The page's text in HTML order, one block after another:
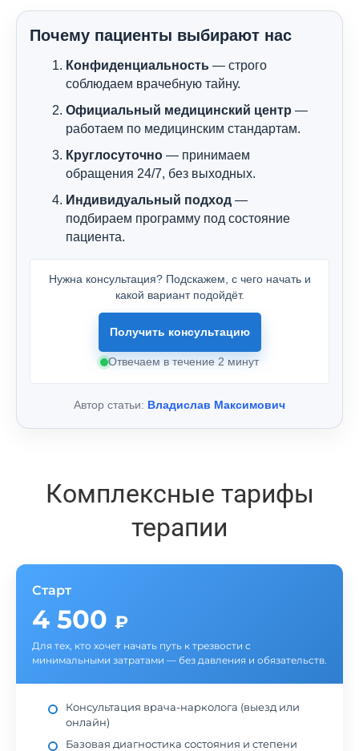
Почему пациенты выбирают нас
Конфиденциальность — строго
соблюдаем врачебную тайну.
Официальный медицинский центр —
работаем по медицинским стандартам.
Круглосуточно — принимаем
обращения 24/7, без выходных.
Индивидуальный подход —
подбираем программу под состояние
пациента.
Нужна консультация? Подскажем, с чего начать и
какой вариант подойдёт.
Получить консультацию
Отвечаем в течение 2 минут
Автор статьи: Владислав Максимович
Комплексные тарифы
терапии
Старт
4 500 ₽
Для тех, кто хочет начать путь к трезвости с
минимальными затратами — без давления и обязательств.
Консультация врача-нарколога (выезд или
онлайн)
Базовая диагностика состояния и степени